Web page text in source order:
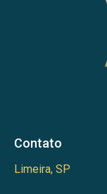
Contato
Limeira, SP